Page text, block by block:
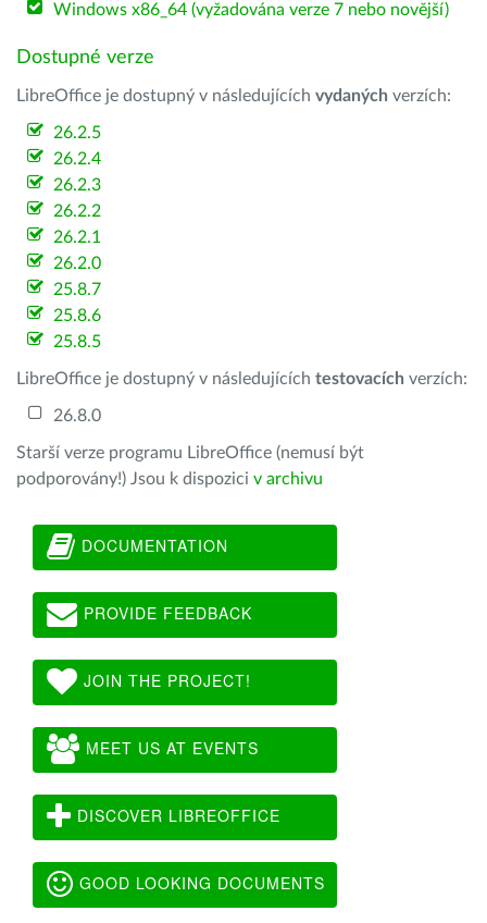
Windows x86_64 (vyžadována verze 7 nebo novější)
Dostupné verze
LibreOffice je dostupný v následujících vydaných verzích:
26.2.5
26.2.4
26.2.3
26.2.2
26.2.1
26.2.0
25.8.7
25.8.6
25.8.5
LibreOffice je dostupný v následujících testovacích verzích:
26.8.0
Starší verze programu LibreOffice (nemusí být
podporovány!) Jsou k dispozici v archivu
DOCUMENTATION
PROVIDE FEEDBACK
JOIN THE PROJECT!
MEET US AT EVENTS
DISCOVER LIBREOFFICE
GOOD LOOKING DOCUMENTS